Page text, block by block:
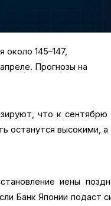
145–147,
Прогнозы на
что к сентябрю
останутся высокими, а
иены
Банк Японии подаст